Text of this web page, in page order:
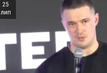
25
лип